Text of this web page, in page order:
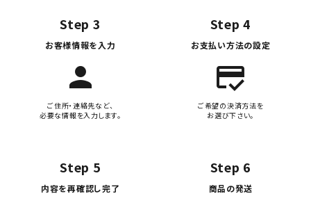
Step 3
お客様情報を入力
person
ご住所・連絡先など、
必要な情報を入力します。
Step 4
お支払い方法の設定
credit_score
ご希望の決済方法を
お選び下さい。
Step 5
内容を再確認し完了
Step 6
商品の発送